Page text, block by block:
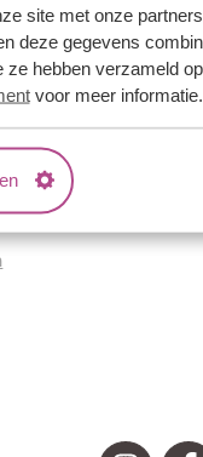
site met onze
deze gegevens
ze hebben verzameld
voor meer informatie.